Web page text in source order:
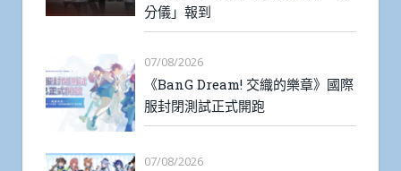
分儀」報到
07/08/2026
《BanG Dream! 交織的樂章》國際
服封閉測試正式開跑
07/08/2026